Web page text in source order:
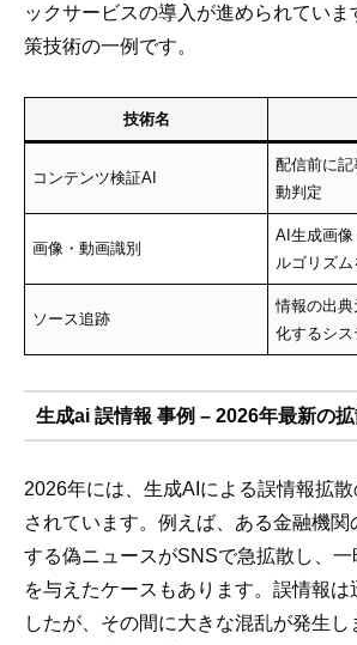
ックサービスの導入が進められてい
策技術の一例です。
技術名
コンテンツ検証AI
配信前に
動判定
画像・動画識別
AI生成画
ルゴリズム
ソース追跡
情報の出
化するシス
生成ai 誤情報 事例 – 2026年最新の
2026年には、生成AIによる誤情報拡
されています。例えば、ある金融機関
する偽ニュースがSNSで急拡散し、
を与えたケースもあります。誤情報は
したが、その間に大きな混乱が発生し